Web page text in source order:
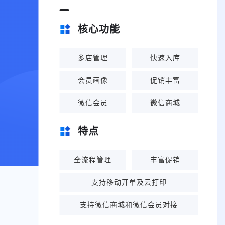
核心功能
多店管理 快速入库
会员画像 促销丰富
微信会员 微信商城
特点
全流程管理 丰富促销
支持移动开单及云打印
支持微信商城和微信会员对接